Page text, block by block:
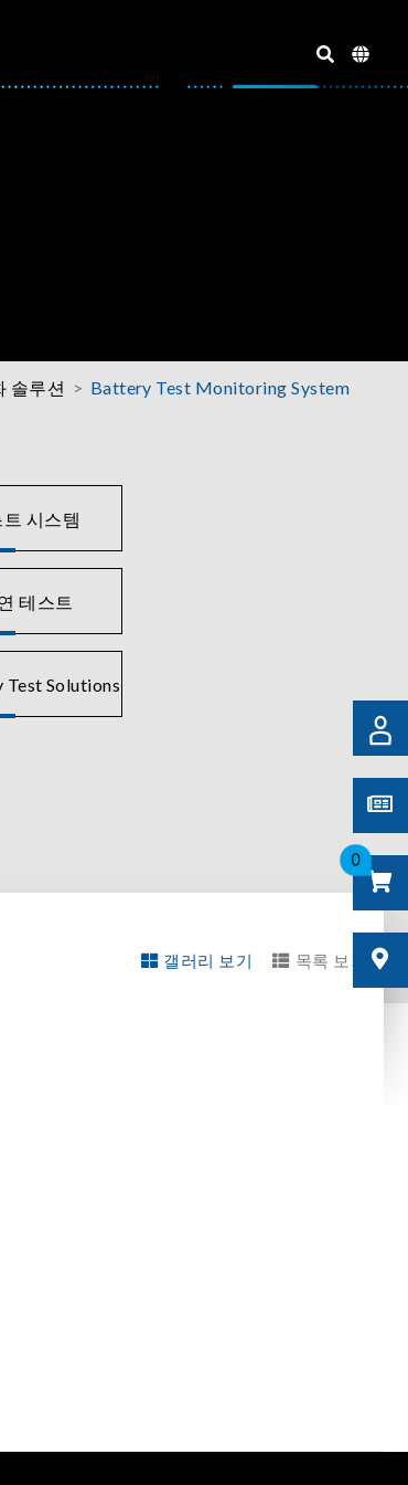
0
솔루션 Battery Test Monitoring System
시스템
테스트
Solutions
갤러리 보기 목록 보기